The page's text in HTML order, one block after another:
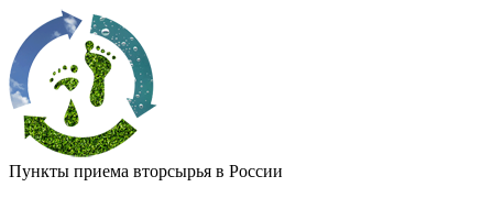
Пункты приема вторсырья в России